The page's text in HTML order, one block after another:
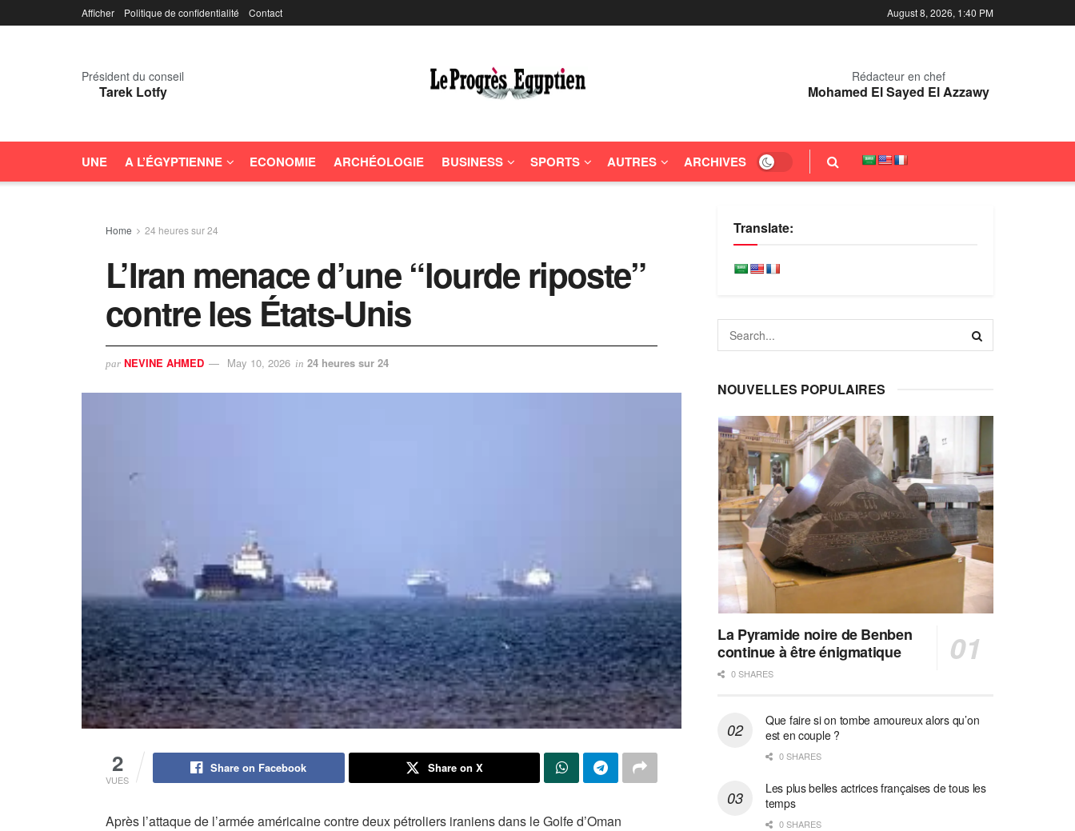
Afficher Politique de confidentialité Contact August 8, 2026, 1:40 PM
Président du conseil
Tarek Lotfy
Rédacteur en chef
Mohamed El Sayed El Azzawy
UNE A L’ÉGYPTIENNE ECONOMIE ARCHÉOLOGIE BUSINESS SPORTS AUTRES ARCHIVES
Home 24 heures sur 24
L’Iran menace d’une “lourde riposte”
contre les États-Unis
par NEVINE AHMED May 10, 2026 in 24 heures sur 24
2
VUES
Share on Facebook Share on X
Après l’attaque de l’armée américaine contre deux pétroliers iraniens dans le Golfe d’Oman
Translate:
NOUVELLES POPULAIRES
La Pyramide noire de Benben
continue à être énigmatique
0 SHARES
Que faire si on tombe amoureux alors qu’on
est en couple ?
0 SHARES
Les plus belles actrices françaises de tous les
temps
0 SHARES